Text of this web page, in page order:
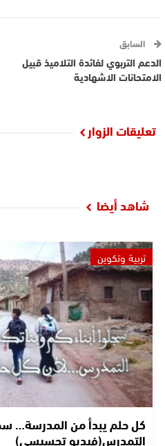
السابق
الدعم التربوي لفائدة التلاميذ قبيل
الامتحانات الاشهادية
تعليقات الزوار
شاهد أيضا
تربية وتكوين
كل حلم يبدأ من المدرسة…
التمدرس(فيديو تحسيسي)